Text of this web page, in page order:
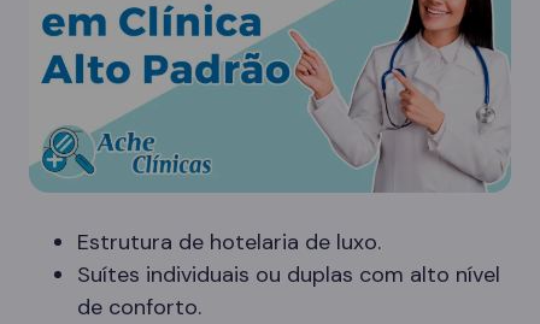
Estrutura de hotelaria de luxo.
Suítes individuais ou duplas com alto nível
de conforto.